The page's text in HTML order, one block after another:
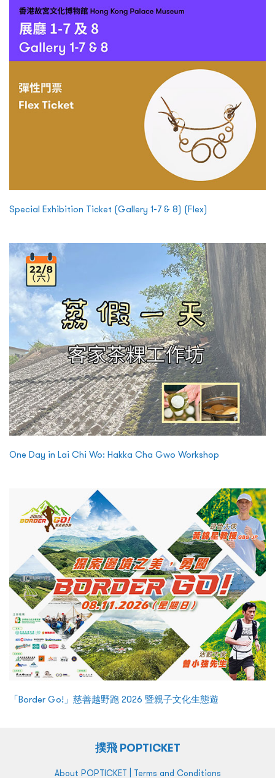
Special Exhibition Ticket (Gallery 1-7 & 8) (Flex)
One Day in Lai Chi Wo: Hakka Cha Gwo Workshop
「Border Go!」慈善越野跑 2026 暨親子文化生態遊
撲飛 POPTICKET
About POPTICKET | Terms and Conditions